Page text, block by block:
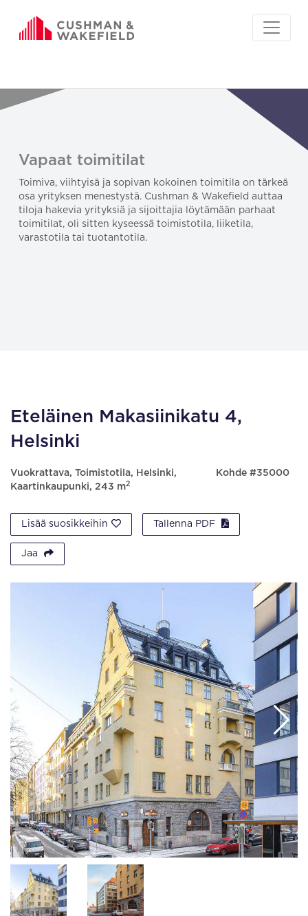
Vapaat toimitilat
Toimiva, viihtyisä ja sopivan kokoinen toimitila on tärkeä
osa yrityksen menestystä. Cushman & Wakefield auttaa
tiloja hakevia yrityksiä ja sijoittajia löytämään parhaat
toimitilat, oli sitten kyseessä toimistotila, liiketila,
varastotila tai tuotantotila.
Eteläinen Makasiinikatu 4,
Helsinki
Vuokrattava, Toimistotila, Helsinki,
Kaartinkaupunki, 243 m2
Kohde #35000
Lisää suosikkeihin Tallenna PDF
Jaa